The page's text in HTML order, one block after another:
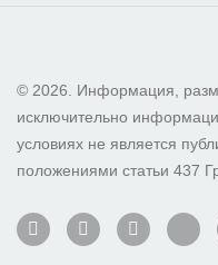
© 2026. Информация,
исключительно
условиях не является
положениями статьи 437